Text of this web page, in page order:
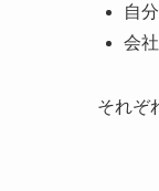
自
会
それぞ